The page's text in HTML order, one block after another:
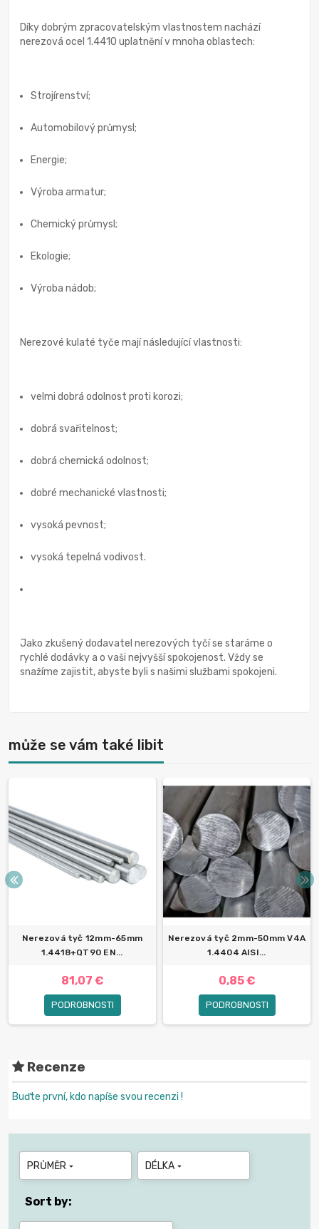
Díky dobrým zpracovatelským vlastnostem nachází
nerezová ocel 1.4410 uplatnění v mnoha oblastech:
Strojírenství;
Automobilový průmysl;
Energie;
Výroba armatur;
Chemický průmysl;
Ekologie;
Výroba nádob;
Nerezové kulaté tyče mají následující vlastnosti:
velmi dobrá odolnost proti korozi;
dobrá svařitelnost;
dobrá chemická odolnost;
dobré mechanické vlastnosti;
vysoká pevnost;
vysoká tepelná vodivost.
Jako zkušený dodavatel nerezových tyčí se staráme o
rychlé dodávky a o vaši nejvyšší spokojenost. Vždy se
snažíme zajistit, abyste byli s našimi službami spokojeni.
může se vám také libit
Nerezová tyč 12mm-65mm
1.4418+QT90 EN...
81,07 €
PODROBNOSTI
Nerezová tyč 2mm-50mm V4A
1.4404 AISI...
0,85 €
PODROBNOSTI
Recenze
Buďte první, kdo napíše svou recenzi !
PRŮMĚR  DÉLKA 
Sort by: